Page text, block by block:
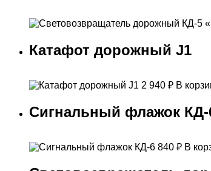
Катафот дорожный J1
2 940 ₽ В
Сигнальный флажок КД-
840 ₽ В